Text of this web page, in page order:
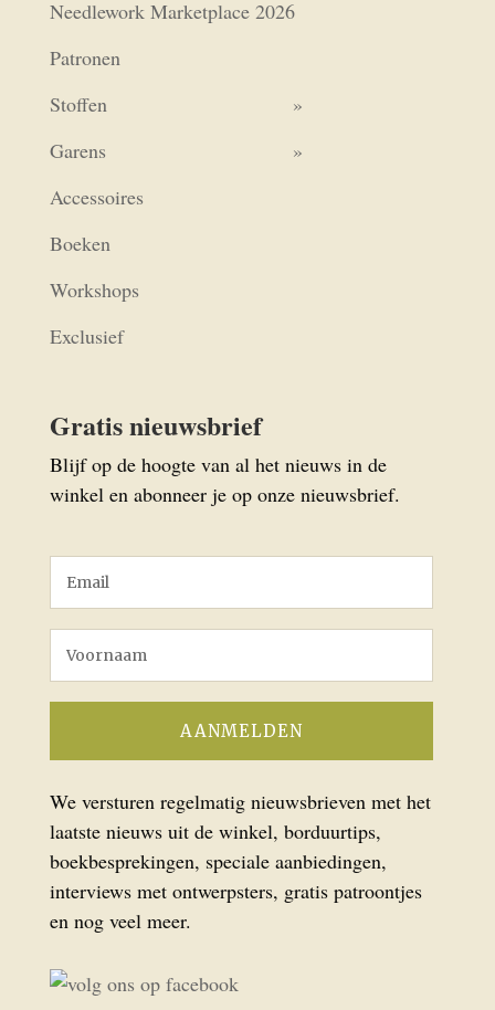
Needlework Marketplace 2026
Patronen
Stoffen
Garens
Accessoires
Boeken
Workshops
Exclusief
Gratis nieuwsbrief
Blijf op de hoogte van al het nieuws in de
winkel en abonneer je op onze nieuwsbrief.
We versturen regelmatig nieuwsbrieven met het
laatste nieuws uit de winkel, borduurtips,
boekbesprekingen, speciale aanbiedingen,
interviews met ontwerpsters, gratis patroontjes
en nog veel meer.